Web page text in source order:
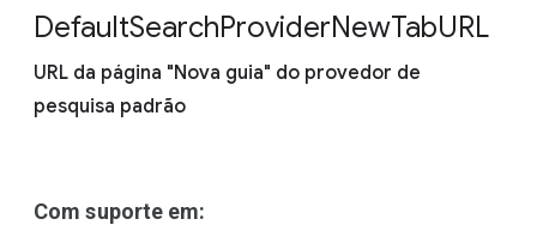
Incluir políticas suspensas
DefaultSearchProviderNewTabURL
URL da página "Nova guia" do provedor de
pesquisa padrão
Com suporte em: